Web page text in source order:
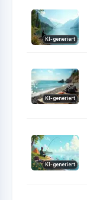
KI-generiert
KI-generiert
KI-generiert